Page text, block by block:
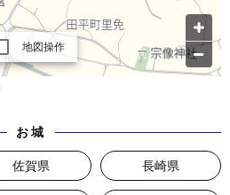
お城
佐賀県 長崎県